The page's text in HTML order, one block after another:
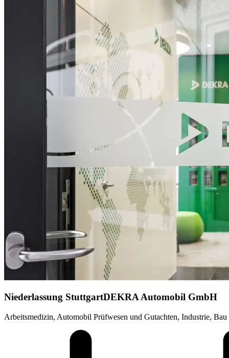
Niederlassung StuttgartDEKRA Automobil GmbH
Arbeitsmedizin, Automobil Prüfwesen und Gutachten, Industrie,